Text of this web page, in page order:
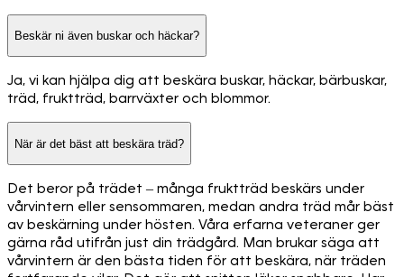
Beskär ni även buskar och häckar?
Ja, vi kan hjälpa dig att beskära buskar, häckar, bärbuskar,
träd, fruktträd, barrväxter och blommor.
När är det bäst att beskära träd?
Det beror på trädet – många fruktträd beskärs under
vårvintern eller sensommaren, medan andra träd mår bäst
av beskärning under hösten. Våra erfarna veteraner ger
gärna råd utifrån just din trädgård. Man brukar säga att
vårvintern är den bästa tiden för att beskära, när träden